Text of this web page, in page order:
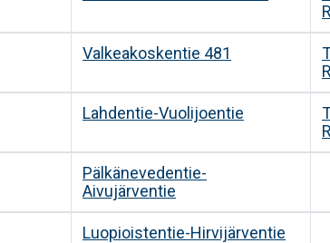
Valkeakoskentie 481
Lahdentie-Vuolijoentie
Pälkänevedentie-
Aivujärventie
Luopioistentie-Hirvijärventie